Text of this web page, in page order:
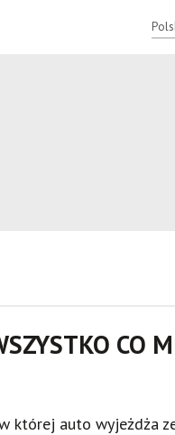
CO
której auto wyjeżdża